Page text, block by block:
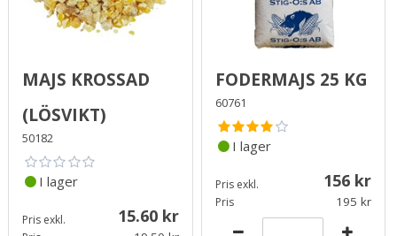
Majs krossad
(LÖSVIKT)
50182
I lager
Pris exkl. 15.60
Fodermajs 25 kg
60761
I lager
Pris exkl. 156
Pris 195